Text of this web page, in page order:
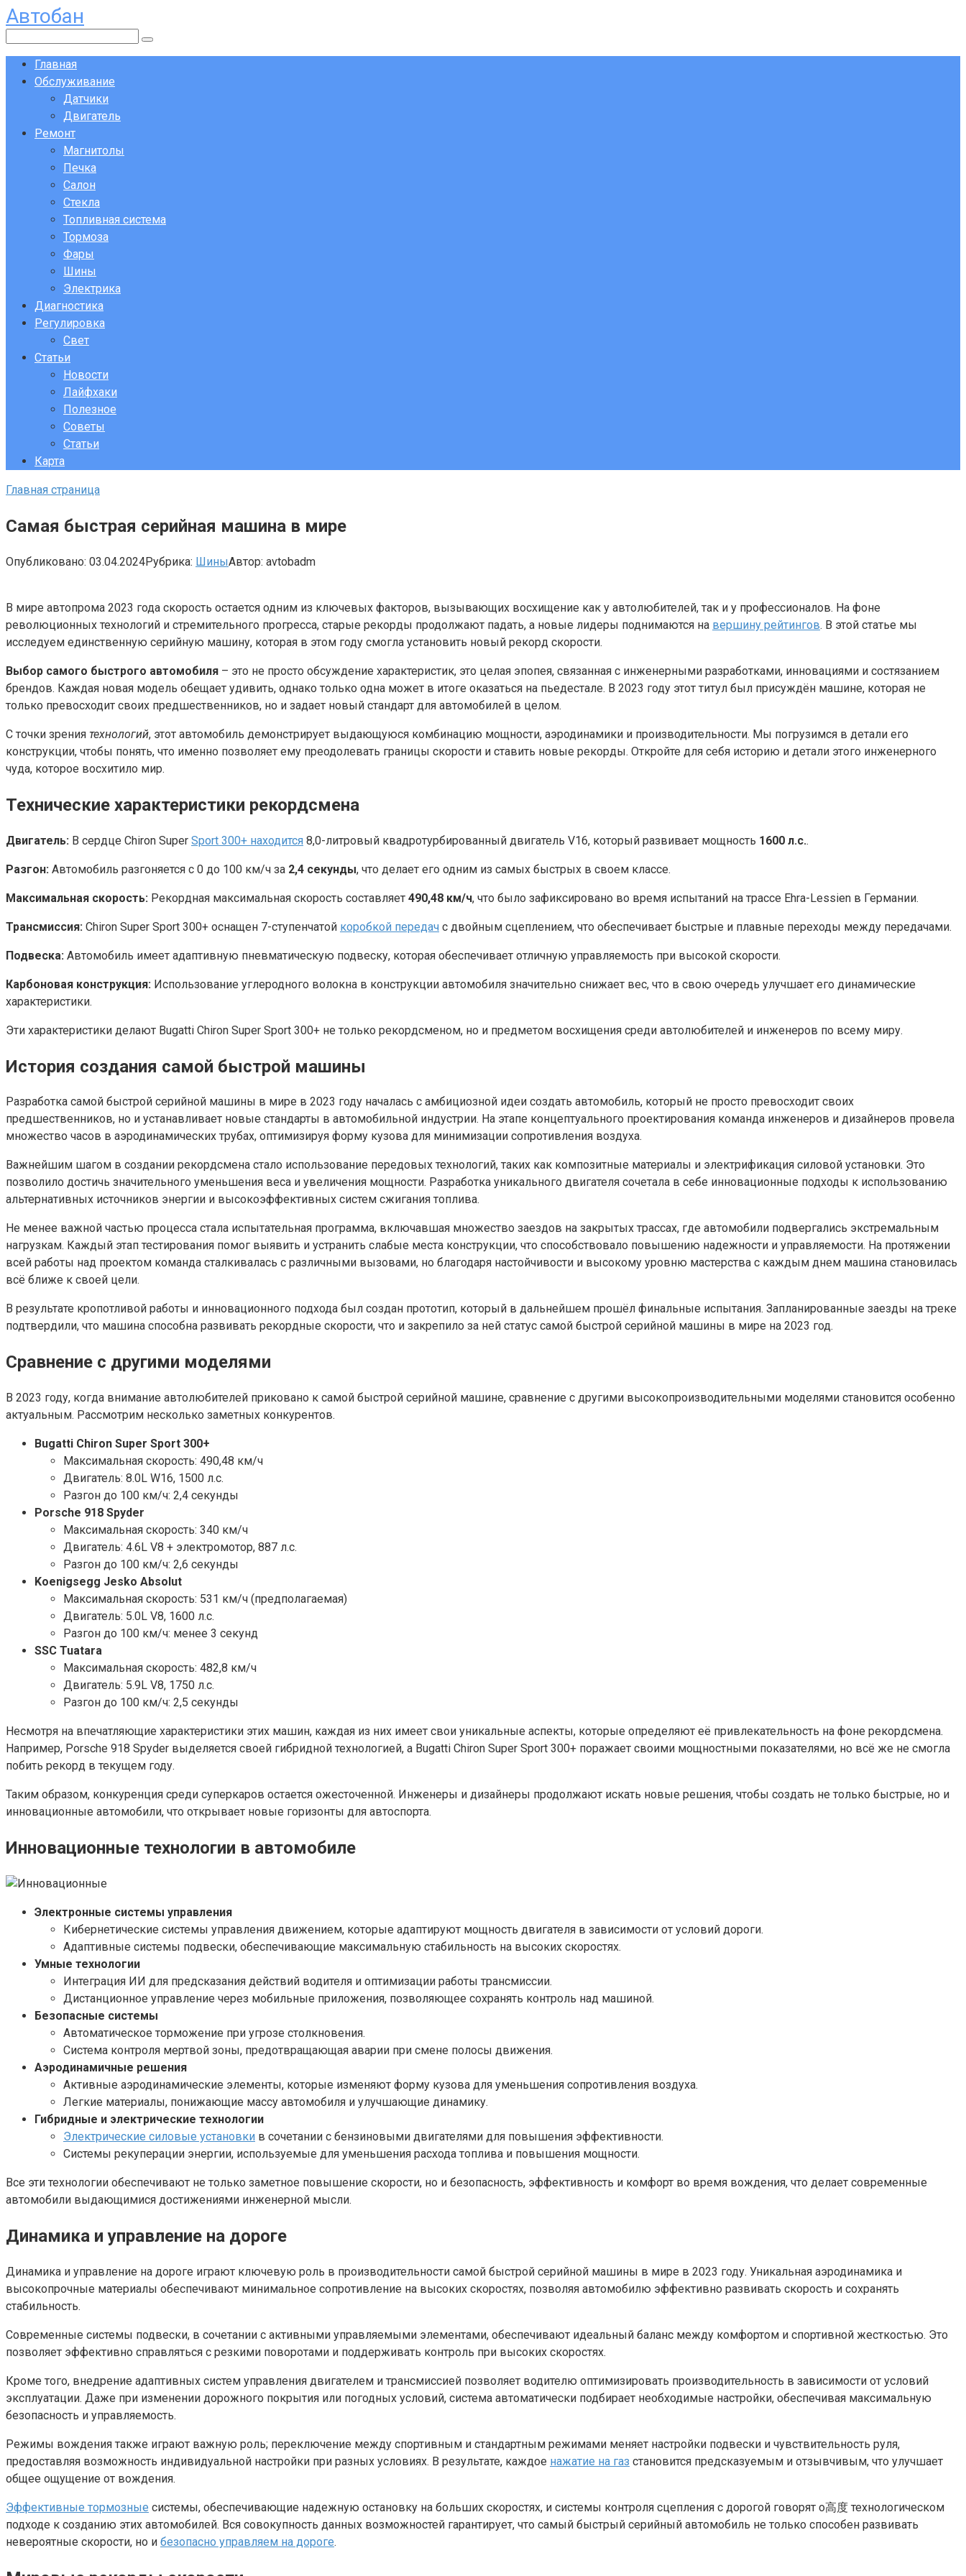
Перейти
к
контенту
Автобан
Главная
Обслуживание
Датчики
Двигатель
Ремонт
Магнитолы
Печка
Салон
Стекла
Топливная система
Тормоза
Фары
Шины
Электрика
Диагностика
Регулировка
Свет
Статьи
Новости
Лайфхаки
Полезное
Советы
Статьи
Карта
Главная страница
Самая быстрая серийная машина в мире
Опубликовано: 03.04.2024Рубрика: ШиныАвтор: avtobadm
В мире автопрома 2023 года скорость остается одним из ключевых факторов, вызывающих восхищение как у автолюбителей, так и у профессионалов. На фоне
революционных технологий и стремительного прогресса, старые рекорды продолжают падать, а новые лидеры поднимаются на вершину рейтингов. В этой статье мы
исследуем единственную серийную машину, которая в этом году смогла установить новый рекорд скорости.
Выбор самого быстрого автомобиля – это не просто обсуждение характеристик, это целая эпопея, связанная с инженерными разработками, инновациями и состязанием
брендов. Каждая новая модель обещает удивить, однако только одна может в итоге оказаться на пьедестале. В 2023 году этот титул был присуждён машине, которая не
только превосходит своих предшественников, но и задает новый стандарт для автомобилей в целом.
С точки зрения технологий, этот автомобиль демонстрирует выдающуюся комбинацию мощности, аэродинамики и производительности. Мы погрузимся в детали его
конструкции, чтобы понять, что именно позволяет ему преодолевать границы скорости и ставить новые рекорды. Откройте для себя историю и детали этого инженерного
чуда, которое восхитило мир.
Технические характеристики рекордсмена
Двигатель: В сердце Chiron Super Sport 300+ находится 8,0-литровый квадротурбированный двигатель V16, который развивает мощность 1600 л.с..
Разгон: Автомобиль разгоняется с 0 до 100 км/ч за 2,4 секунды, что делает его одним из самых быстрых в своем классе.
Максимальная скорость: Рекордная максимальная скорость составляет 490,48 км/ч, что было зафиксировано во время испытаний на трассе Ehra-Lessien в Германии.
Трансмиссия: Chiron Super Sport 300+ оснащен 7-ступенчатой коробкой передач с двойным сцеплением, что обеспечивает быстрые и плавные переходы между передачами.
Подвеска: Автомобиль имеет адаптивную пневматическую подвеску, которая обеспечивает отличную управляемость при высокой скорости.
Карбоновая конструкция: Использование углеродного волокна в конструкции автомобиля значительно снижает вес, что в свою очередь улучшает его динамические
характеристики.
Эти характеристики делают Bugatti Chiron Super Sport 300+ не только рекордсменом, но и предметом восхищения среди автолюбителей и инженеров по всему миру.
История создания самой быстрой машины
Разработка самой быстрой серийной машины в мире в 2023 году началась с амбициозной идеи создать автомобиль, который не просто превосходит своих
предшественников, но и устанавливает новые стандарты в автомобильной индустрии. На этапе концептуального проектирования команда инженеров и дизайнеров провела
множество часов в аэродинамических трубах, оптимизируя форму кузова для минимизации сопротивления воздуха.
Важнейшим шагом в создании рекордсмена стало использование передовых технологий, таких как композитные материалы и электрификация силовой установки. Это
позволило достичь значительного уменьшения веса и увеличения мощности. Разработка уникального двигателя сочетала в себе инновационные подходы к использованию
альтернативных источников энергии и высокоэффективных систем сжигания топлива.
Не менее важной частью процесса стала испытательная программа, включавшая множество заездов на закрытых трассах, где автомобили подвергались экстремальным
нагрузкам. Каждый этап тестирования помог выявить и устранить слабые места конструкции, что способствовало повышению надежности и управляемости. На протяжении
всей работы над проектом команда сталкивалась с различными вызовами, но благодаря настойчивости и высокому уровню мастерства с каждым днем машина становилась
всё ближе к своей цели.
В результате кропотливой работы и инновационного подхода был создан прототип, который в дальнейшем прошёл финальные испытания. Запланированные заезды на треке
подтвердили, что машина способна развивать рекордные скорости, что и закрепило за ней статус самой быстрой серийной машины в мире на 2023 год.
Сравнение с другими моделями
В 2023 году, когда внимание автолюбителей приковано к самой быстрой серийной машине, сравнение с другими высокопроизводительными моделями становится особенно
актуальным. Рассмотрим несколько заметных конкурентов.
Bugatti Chiron Super Sport 300+
Максимальная скорость: 490,48 км/ч
Двигатель: 8.0L W16, 1500 л.с.
Разгон до 100 км/ч: 2,4 секунды
Porsche 918 Spyder
Максимальная скорость: 340 км/ч
Двигатель: 4.6L V8 + электромотор, 887 л.с.
Разгон до 100 км/ч: 2,6 секунды
Koenigsegg Jesko Absolut
Максимальная скорость: 531 км/ч (предполагаемая)
Двигатель: 5.0L V8, 1600 л.с.
Разгон до 100 км/ч: менее 3 секунд
SSC Tuatara
Максимальная скорость: 482,8 км/ч
Двигатель: 5.9L V8, 1750 л.с.
Разгон до 100 км/ч: 2,5 секунды
Несмотря на впечатляющие характеристики этих машин, каждая из них имеет свои уникальные аспекты, которые определяют её привлекательность на фоне рекордсмена.
Например, Porsche 918 Spyder выделяется своей гибридной технологией, а Bugatti Chiron Super Sport 300+ поражает своими мощностными показателями, но всё же не смогла
побить рекорд в текущем году.
Таким образом, конкуренция среди суперкаров остается ожесточенной. Инженеры и дизайнеры продолжают искать новые решения, чтобы создать не только быстрые, но и
инновационные автомобили, что открывает новые горизонты для автоспорта.
Инновационные технологии в автомобиле
Электронные системы управления
Кибернетические системы управления движением, которые адаптируют мощность двигателя в зависимости от условий дороги.
Адаптивные системы подвески, обеспечивающие максимальную стабильность на высоких скоростях.
Умные технологии
Интеграция ИИ для предсказания действий водителя и оптимизации работы трансмиссии.
Дистанционное управление через мобильные приложения, позволяющее сохранять контроль над машиной.
Безопасные системы
Автоматическое торможение при угрозе столкновения.
Система контроля мертвой зоны, предотвращающая аварии при смене полосы движения.
Аэродинамичные решения
Активные аэродинамические элементы, которые изменяют форму кузова для уменьшения сопротивления воздуха.
Легкие материалы, понижающие массу автомобиля и улучшающие динамику.
Гибридные и электрические технологии
Электрические силовые установки в сочетании с бензиновыми двигателями для повышения эффективности.
Системы рекуперации энергии, используемые для уменьшения расхода топлива и повышения мощности.
Все эти технологии обеспечивают не только заметное повышение скорости, но и безопасность, эффективность и комфорт во время вождения, что делает современные
автомобили выдающимися достижениями инженерной мысли.
Динамика и управление на дороге
Динамика и управление на дороге играют ключевую роль в производительности самой быстрой серийной машины в мире в 2023 году. Уникальная аэродинамика и
высокопрочные материалы обеспечивают минимальное сопротивление на высоких скоростях, позволяя автомобилю эффективно развивать скорость и сохранять
стабильность.
Современные системы подвески, в сочетании с активными управляемыми элементами, обеспечивают идеальный баланс между комфортом и спортивной жесткостью. Это
позволяет эффективно справляться с резкими поворотами и поддерживать контроль при высоких скоростях.
Кроме того, внедрение адаптивных систем управления двигателем и трансмиссией позволяет водителю оптимизировать производительность в зависимости от условий
эксплуатации. Даже при изменении дорожного покрытия или погодных условий, система автоматически подбирает необходимые настройки, обеспечивая максимальную
безопасность и управляемость.
Режимы вождения также играют важную роль; переключение между спортивным и стандартным режимами меняет настройки подвески и чувствительность руля,
предоставляя возможность индивидуальной настройки при разных условиях. В результате, каждое нажатие на газ становится предсказуемым и отзывчивым, что улучшает
общее ощущение от вождения.
Эффективные тормозные системы, обеспечивающие надежную остановку на больших скоростях, и системы контроля сцепления с дорогой говорят о高度 технологическом
подходе к созданию этих автомобилей. Вся совокупность данных возможностей гарантирует, что самый быстрый серийный автомобиль не только способен развивать
невероятные скорости, но и безопасно управляем на дороге.